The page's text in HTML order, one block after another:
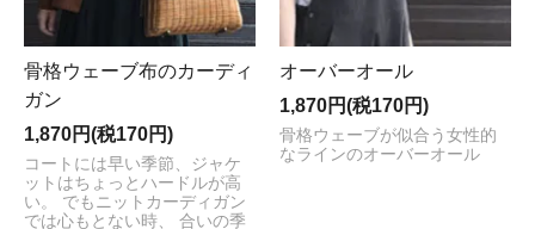
骨格ウェーブ布のカーディ
ガン
1,870円(税170円)
コートには早い季節、ジャケ
ットはちょっとハードルが高
い。 でもニットカーディガン
では心もとない時、 合いの季
オーバーオール
1,870円(税170円)
骨格ウェーブが似合う女性的
なラインのオーバーオール